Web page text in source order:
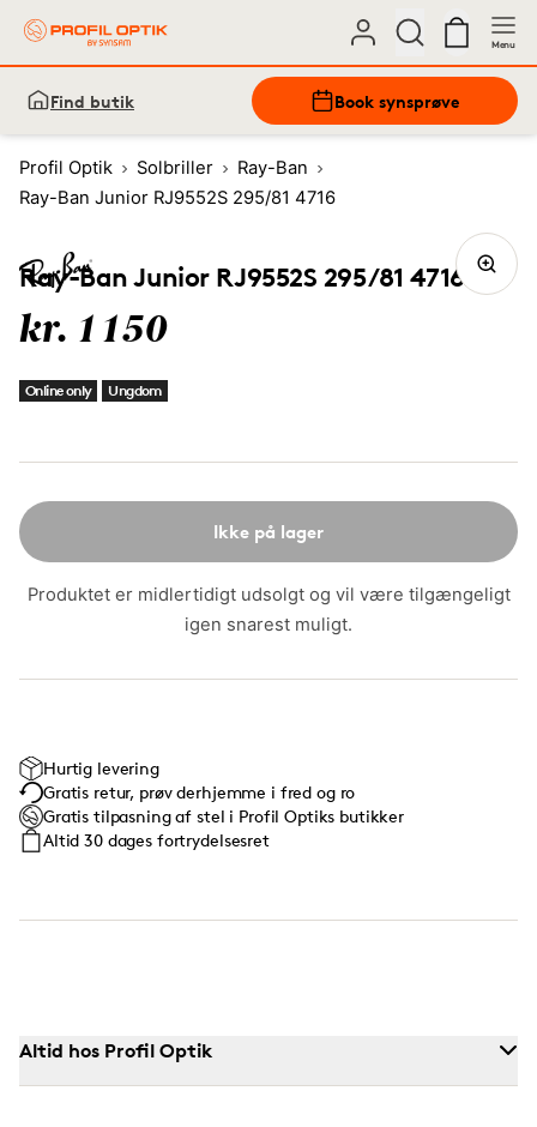
Menu
Find butik Book synsprøve
Profil Optik Solbriller
Ray-Ban
Ray-Ban Junior RJ9552S 295/81 4716
Ray-Ban Junior RJ9552S 295/81 4716
kr. 1150
Online only Ungdom
Ikke på lager
Produktet er midlertidigt udsolgt og vil være tilgængeligt
igen snarest muligt.
Hurtig levering
Gratis retur, prøv derhjemme i fred og ro
Gratis tilpasning af stel i Profil Optiks butikker
Altid 30 dages fortrydelsesret
Altid hos Profil Optik